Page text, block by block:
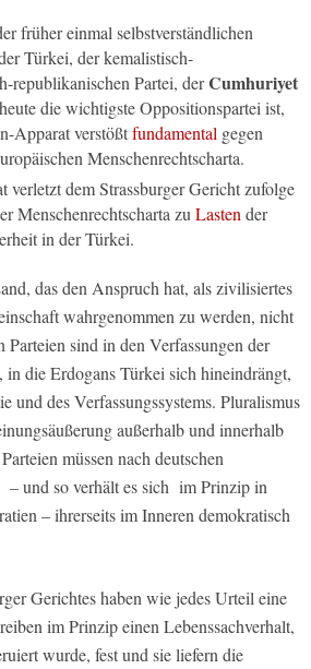
früher einmal selbstverständlichen
Türkei, der kemalistisch-
republikanischen Partei, derCumhuriyet
die wichtigste Oppositionspartei ist,
Apparat verstößtfundamental gegen
Menschenrechtscharta.
verletzt dem Strassburger Gericht zufolge
Menschenrechtscharta zu Lasten der
in der Türkei.
das den Anspruch hat, als zivilisiertes
wahrgenommen zu werden, nicht
sind in den Verfassungen der
die Erdogans Türkei sich hineindrängt,
und des Verfassungssystems. Pluralismus
außerhalb und innerhalb
müssen nach deutschen
– und so verhält es sich im Prinzip in
– ihrerseits im Inneren demokratisch
Gerichtes haben wie jedes Urteil eine
im Prinzip einen Lebenssachverhalt,
wurde, fest und sie liefern die